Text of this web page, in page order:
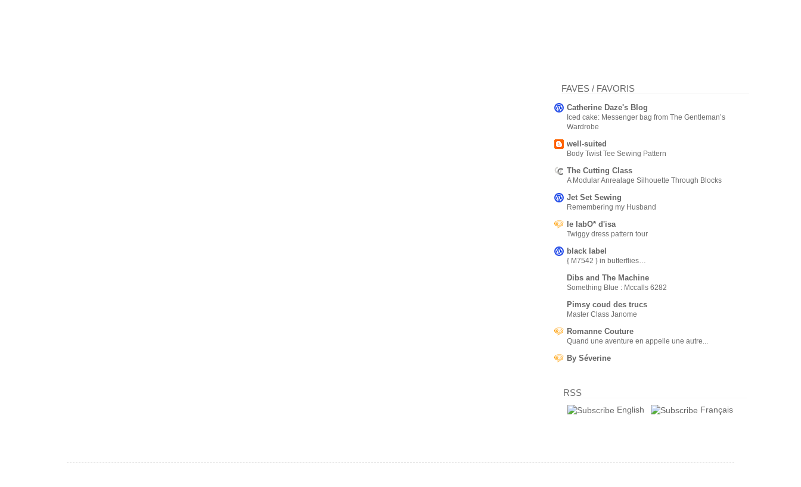
FAVES / FAVORIS
Catherine Daze's Blog
Iced cake: Messenger bag from The Gentleman’s
Wardrobe
well-suited
Body Twist Tee Sewing Pattern
The Cutting Class
A Modular Anrealage Silhouette Through Blocks
Jet Set Sewing
Remembering my Husband
le labO* d'isa
Twiggy dress pattern tour
black label
{ M7542 } in butterflies…
Dibs and The Machine
Something Blue : Mccalls 6282
Pimsy coud des trucs
Master Class Janome
Romanne Couture
Quand une aventure en appelle une autre...
By Séverine
RSS
English Français